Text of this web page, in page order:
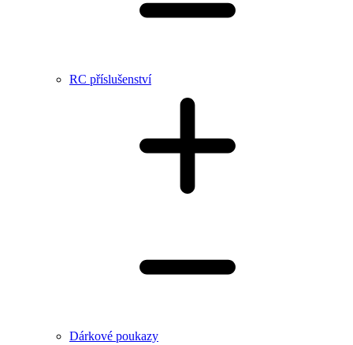
RC příslušenství
Dárkové poukazy